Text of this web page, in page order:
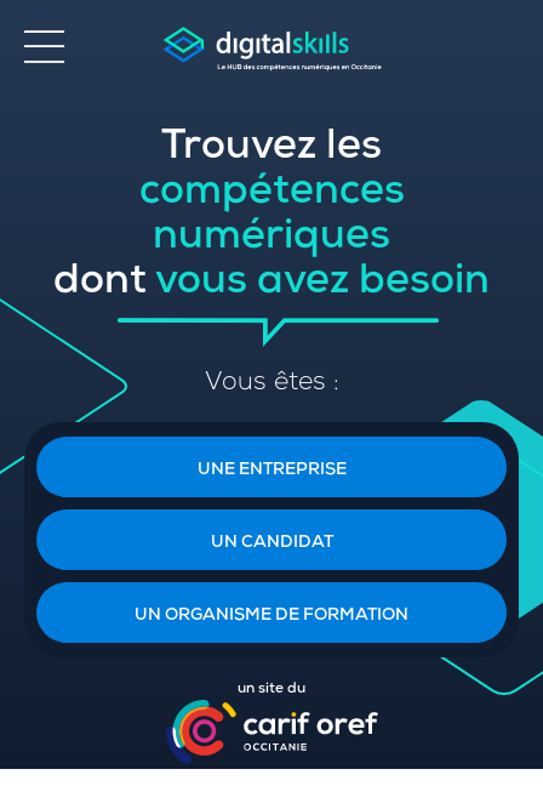
Trouvez les
compétences
numériques
dont vous avez besoin
Vous êtes :
UNE ENTREPRISE
UN CANDIDAT
UN ORGANISME DE FORMATION
un site du